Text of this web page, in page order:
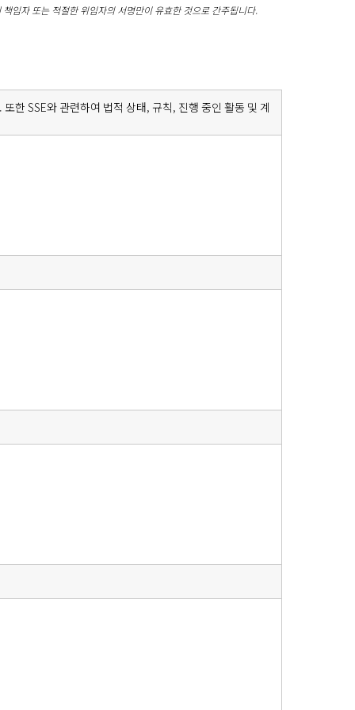
임자 또는 적절한 위임자의 서명만이 유효한 것으로 간주됩니다.
한 SSE와 관련하여 법적 상태, 규칙, 진행 중인 활동 및 계